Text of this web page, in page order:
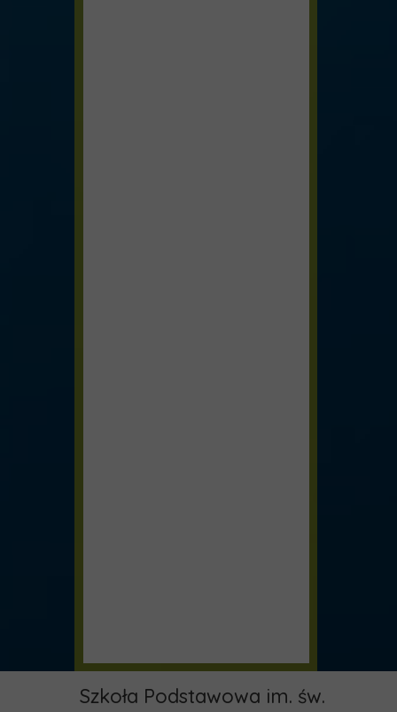
Szkoła Podstawowa im. św.